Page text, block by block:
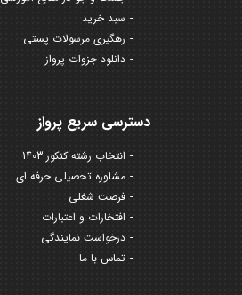
سبد خرید
رهگیری مرسولات پستی
دانلود جزوات پرواز
دسترسی سریع پرواز
انتخاب رشته کنکور 1403
مشاوره تحصیلی حرفه ای
فرصت شغلی
افتخارات و اعتبارات
درخواست نمایندگی
تماس با ما